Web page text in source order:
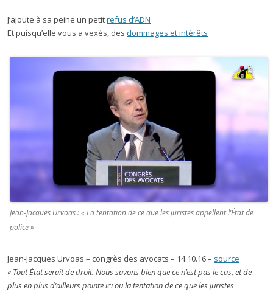
J’ajoute à sa peine un petitrefus d’ADN
Et puisqu’elle vous a vexés, des dommages et intérêts
Jean-Jacques Urvoas : « La tentation de ce que les juristes appellent l’État de
police »
Jean-Jacques Urvoas – congrès des avocats – 14.10.16 – source
« Tout État serait de droit. Nous savons bien que ce n’est pas le cas, et de
plus en plus d’ailleurs pointe ici ou la tentation de ce que les juristes